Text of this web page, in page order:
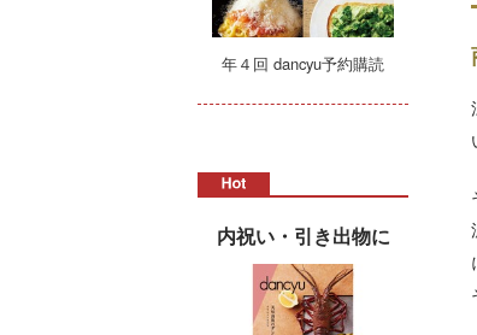
年４回 dancyu予約購読
内祝い・引き出物に